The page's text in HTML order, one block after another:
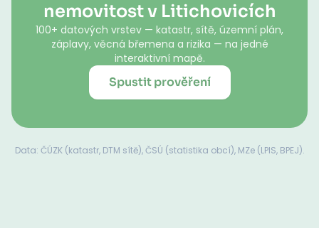
nemovitost v Litichovicích
100+ datových vrstev — katastr, sítě, územní plán,
záplavy, věcná břemena a rizika — na jedné
interaktivní mapě.
Spustit prověření
Data: ČÚZK (katastr, DTM sítě), ČSÚ (statistika obcí), MZe (LPIS, BPEJ).